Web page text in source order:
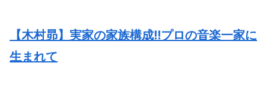
【木村昴】実家の家族構成!!プロの音楽一家に
生まれて